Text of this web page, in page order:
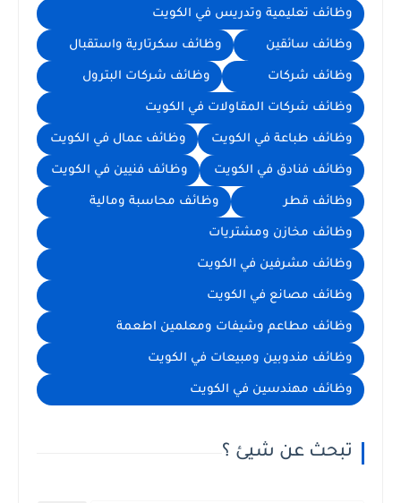
وظائف تعليمية وتدريس في الكويت
وظائف سائقين وظائف سكرتارية واستقبال
وظائف شركات وظائف شركات البترول
وظائف شركات المقاولات في الكويت
وظائف طباعة في الكويت وظائف عمال في الكويت
وظائف فنادق في الكويت وظائف فنيين في الكويت
وظائف قطر وظائف محاسبة ومالية
وظائف مخازن ومشتريات
وظائف مشرفين في الكويت
وظائف مصانع في الكويت
وظائف مطاعم وشيفات ومعلمين اطعمة
وظائف مندوبين ومبيعات في الكويت
وظائف مهندسين في الكويت
تبحث عن شيئ ؟